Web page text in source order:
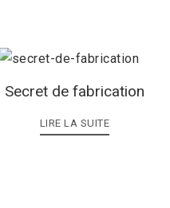
Secret de fabrication
LIRE LA SUITE